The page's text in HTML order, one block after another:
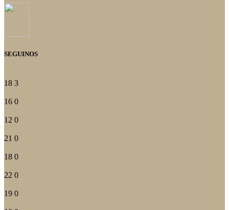
SEGUINOS
18 3
16 0
12 0
21 0
18 0
22 0
19 0